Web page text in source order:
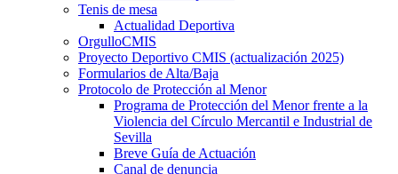
Tenis de mesa
Actualidad Deportiva
OrgulloCMIS
Proyecto Deportivo CMIS (actualización 2025)
Formularios de Alta/Baja
Protocolo de Protección al Menor
Programa de Protección del Menor frente a la
Violencia del Círculo Mercantil e Industrial de
Sevilla
Breve Guía de Actuación
Canal de denuncia